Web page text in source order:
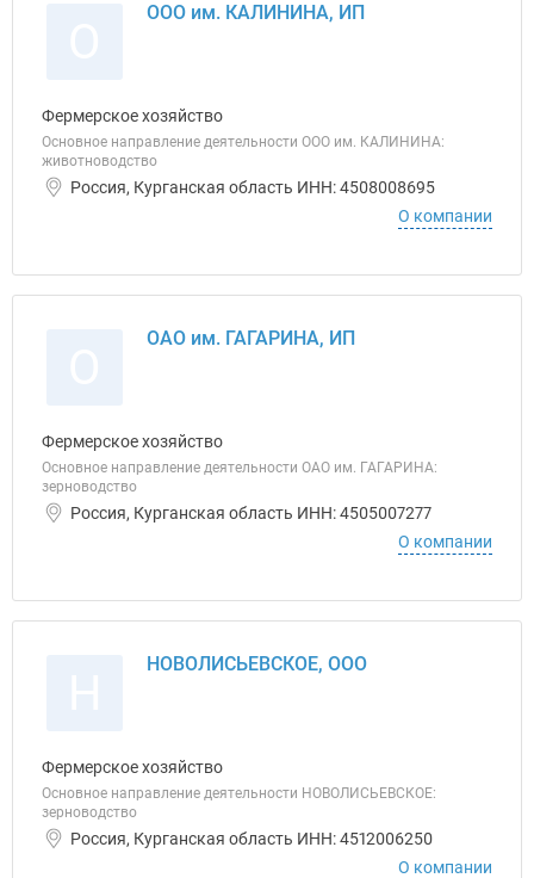
ООО им. КАЛИНИНА, ИП
Фермерское хозяйство
Основное направление деятельности ООО им. КАЛИНИНА:
животноводство
Россия, Курганская область ИНН: 4508008695
О компании
ОАО им. ГАГАРИНА, ИП
Фермерское хозяйство
Основное направление деятельности ОАО им. ГАГАРИНА:
зерноводство
Россия, Курганская область ИНН: 4505007277
О компании
НОВОЛИСЬЕВСКОЕ, ООО
Фермерское хозяйство
Основное направление деятельности НОВОЛИСЬЕВСКОЕ:
зерноводство
Россия, Курганская область ИНН: 4512006250
О компании